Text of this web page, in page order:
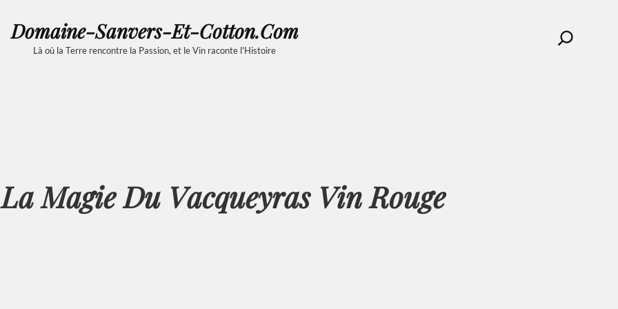
Domaine-Sanvers-Et-Cotton.com
Là où la Terre rencontre la Passion, et le Vin raconte l'Histoire
Search
Magie Du Vacqueyras Vin Rouge